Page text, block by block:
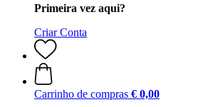
Primeira vez aqui?
Criar Conta
Carrinho de compras € 0,00